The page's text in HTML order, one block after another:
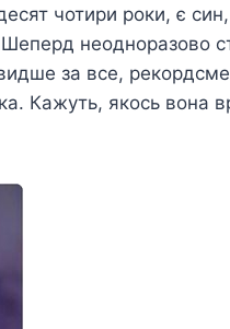
чотири роки, є
Шеперд неодноразово
за все,
Кажуть, якось вона